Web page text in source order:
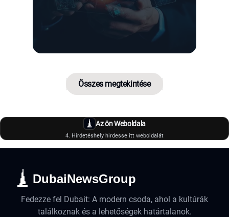
Összes megtekintése
Az ön Weboldala
4. Hirdetéshely hirdesse itt weboldalát
DubaiNewsGroup
Fedezze fel Dubait: A modern csoda, ahol a kultúrák
találkoznak és a lehetőségek határtalanok.